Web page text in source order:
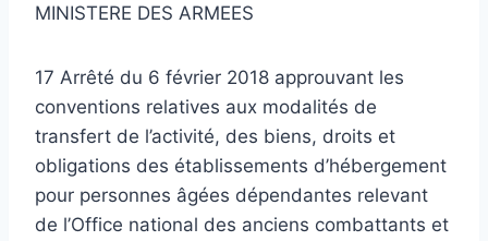
MINISTERE DES ARMEES
17 Arrêté du 6 février 2018 approuvant les
conventions relatives aux modalités de
transfert de l’activité, des biens, droits et
obligations des établissements d’hébergement
pour personnes âgées dépendantes relevant
de l’Office national des anciens combattants et